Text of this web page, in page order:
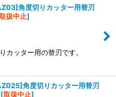
角度切りカッター用替刃
扱中止]
カッター用の替刃です。
角度切りカッター用替刃
[取扱中止]